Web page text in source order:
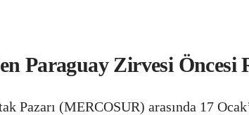
Paraguay Zirvesi
Pazarı (MERCOSUR) arasında 17